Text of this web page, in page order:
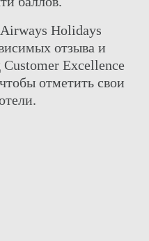
Holidays
отзыва и
Customer Excellence
отметить свои